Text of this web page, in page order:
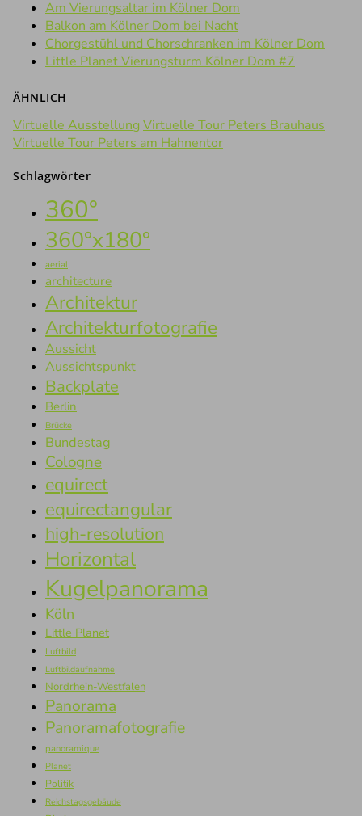
Am Vierungsaltar im Kölner Dom
Balkon am Kölner Dom bei Nacht
Chorgestühl und Chorschranken im Kölner Dom
Little Planet Vierungsturm Kölner Dom #7
ÄHNLICH
Virtuelle Ausstellung Virtuelle Tour Peters Brauhaus
Virtuelle Tour Peters am Hahnentor
Schlagwörter
360°
360°x180°
aerial
architecture
Architektur
Architekturfotografie
Aussicht
Aussichtspunkt
Backplate
Berlin
Brücke
Bundestag
Cologne
equirect
equirectangular
high-resolution
Horizontal
Kugelpanorama
Köln
Little Planet
Luftbild
Luftbildaufnahme
Nordrhein-Westfalen
Panorama
Panoramafotografie
panoramique
Planet
Politik
Reichstagsgebäude